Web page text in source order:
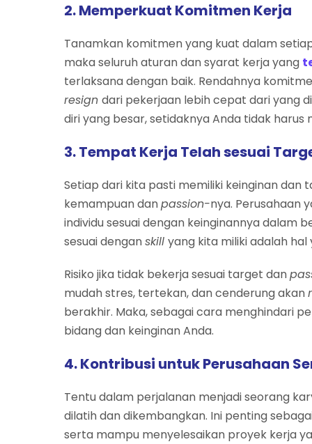
2. Memperkuat Komitmen Kerja
Tanamkan komitmen yang kuat dalam
maka seluruh aturan dan syarat kerja yang
terlaksana dengan baik. Rendahnya
resign dari pekerjaan lebih cepat dari yang
diri yang besar, setidaknya Anda tidak
3. Tempat Kerja Telah sesuai
Setiap dari kita pasti memiliki keinginan
kemampuan danpassion-nya. Perusahaan
individu sesuai dengan keinginannya dalam
sesuai denganskill yang kita miliki adalah
Risiko jika tidak bekerja sesuai target dan
mudah stres, tertekan, dan cenderung akan
berakhir. Maka, sebagai cara menghindari
bidang dan keinginan Anda.
4. Kontribusi untuk Perusahaan
Tentu dalam perjalanan menjadi seorang
dilatih dan dikembangkan. Ini penting
serta mampu menyelesaikan proyek kerja